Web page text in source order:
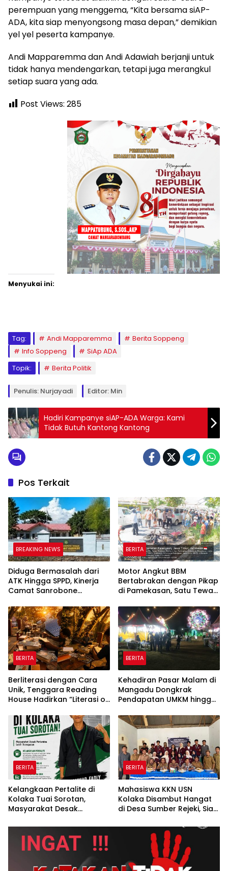
perempuan yang menggema, “Kita bersama siAP-
ADA, kita siap menyongsong masa depan,” demikian
yel yel peserta kampanye.
Andi Mapparemma dan Andi Adawiah berjanji untuk
tidak hanya mendengarkan, tetapi juga merangkul
setiap suara yang ada.
Post Views: 285
Menyukai ini:
Tag: Andi Mapparemma
Berita Soppeng
Info Soppeng
SiAp ADA
Topik:
Berita Politik
Penulis: Nurjayadi Editor: Min
Hadiri Kampanye siAP-ADA Warga: Kami
Tidak Butuh Kantong Kantong
Pos Terkait
BREAKING NEWS
Diduga Bermasalah dari
ATK Hingga SPPD, Kinerja
Camat Sanrobone
BERITA
Motor Angkut BBM
Bertabrakan dengan Pikap
di Pamekasan, Satu Tewas
BERITA
Berliterasi dengan Cara
Unik, Tenggara Reading
House Hadirkan “Literasi on
Atas Atap Sembari
Menikmati Senja
BERITA
Kehadiran Pasar Malam di
Mangadu Dongkrak
Pendapatan UMKM hingga
BERITA
Kelangkaan Pertalite di
Kolaka Tuai Sorotan,
Masyarakat Desak
Transparan*
BERITA
Mahasiswa KKN USN
Kolaka Disambut Hangat
di Desa Sumber Rejeki, Siap
Pemberdayaan
Masyarakat